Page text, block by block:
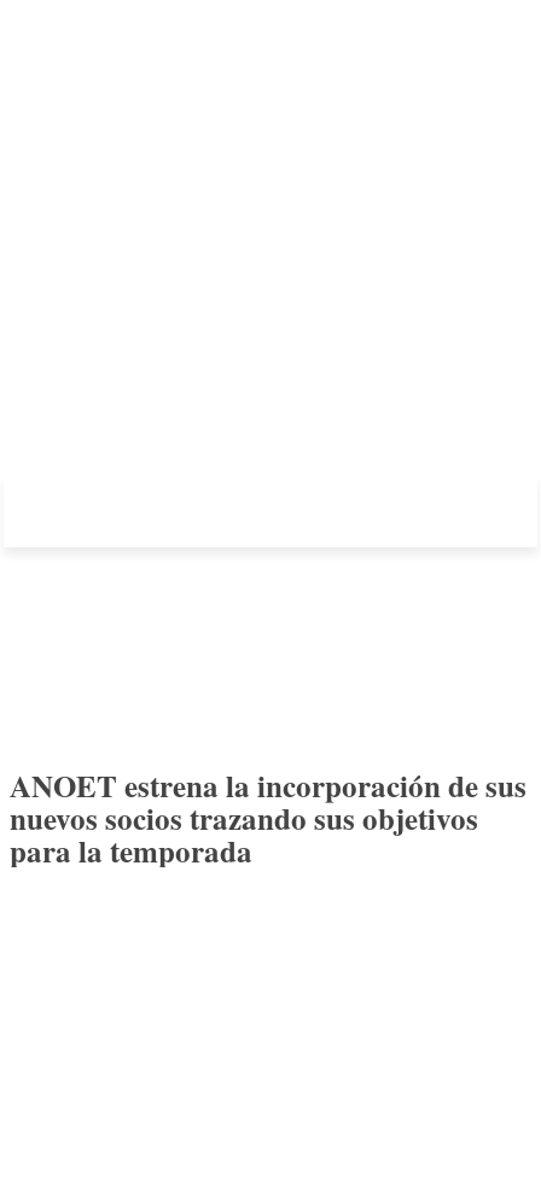
ANOET estrena la incorporación de sus
nuevos socios trazando sus objetivos
para la temporada